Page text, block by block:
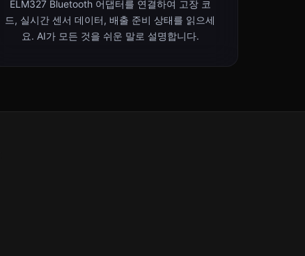
ELM327 Bluetooth 어댑터를 연결하여 고장 코
드, 실시간 센서 데이터, 배출 준비 상태를 읽으세
요. AI가 모든 것을 쉬운 말로 설명합니다.